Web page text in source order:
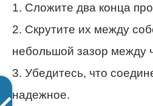
1. Сложите два конца
2. Скрутите их между
небольшой зазор между
3. Убедитесь, что
надежное.